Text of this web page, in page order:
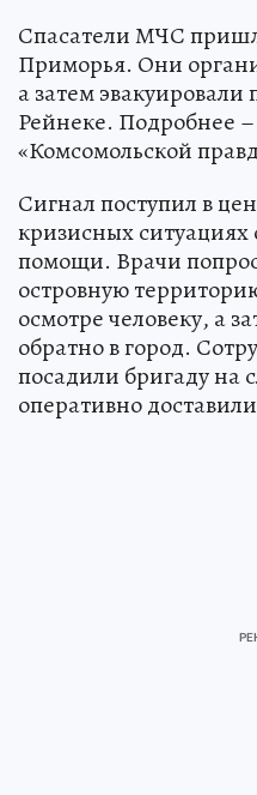
Спасатели МЧС
Приморья. Они
а затем эвакуировали
Рейнеке. Подробнее
«Комсомольской
Сигнал поступил в
кризисных ситуациях
помощи. Врачи
островную
осмотре человеку, а
обратно в город.
посадили бригаду на
оперативно